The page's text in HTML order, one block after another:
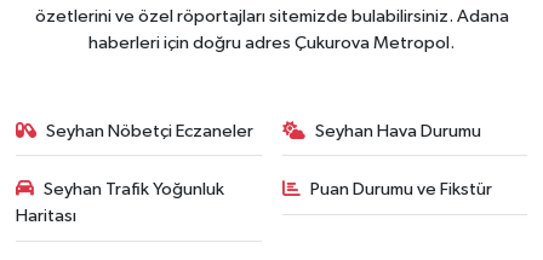
özetlerini ve özel röportajları sitemizde bulabilirsiniz. Adana
haberleri için doğru adres Çukurova Metropol.
Seyhan Nöbetçi Eczaneler Seyhan Hava Durumu
Seyhan Trafik Yoğunluk
Haritası
Puan Durumu ve Fikstür